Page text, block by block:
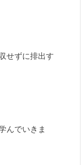
せずに排出す
んでいきま